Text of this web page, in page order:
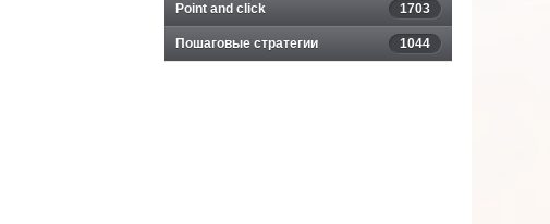
Point and click 1703
Пошаговые стратегии 1044